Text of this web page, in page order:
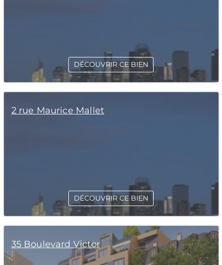
DÉCOUVRIR CE BIEN
2 rue Maurice Mallet
DÉCOUVRIR CE BIEN
35 Boulevard Victor